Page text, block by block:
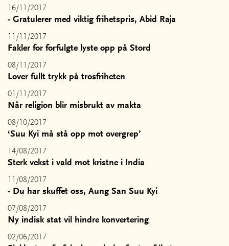
16/11/2017
- Gratulerer med viktig frihetspris, Abid Raja
11/11/2017
Fakler for forfulgte lyste opp på Stord
08/11/2017
Lover fullt trykk på trosfriheten
01/11/2017
Når religion blir misbrukt av makta
08/10/2017
‘Suu Kyi må stå opp mot overgrep’
14/08/2017
Sterk vekst i vald mot kristne i India
11/08/2017
- Du har skuffet oss, Aung San Suu Kyi
07/08/2017
Ny indisk stat vil hindre konvertering
02/06/2017